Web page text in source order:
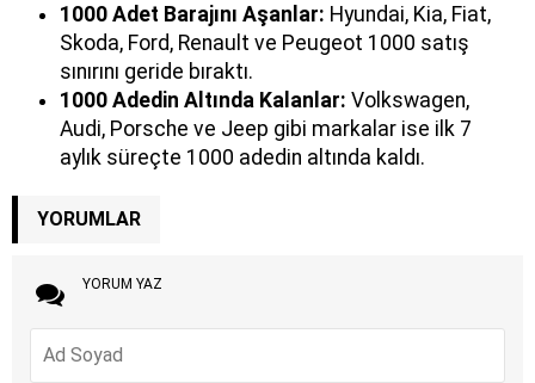
1000 Adet Barajını Aşanlar: Hyundai, Kia, Fiat,
Skoda, Ford, Renault ve Peugeot 1000 satış
sınırını geride bıraktı.
1000 Adedin Altında Kalanlar: Volkswagen,
Audi, Porsche ve Jeep gibi markalar ise ilk 7
aylık süreçte 1000 adedin altında kaldı.
YORUMLAR
YORUM YAZ